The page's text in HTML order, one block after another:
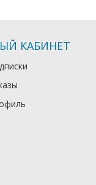
КАБИНЕТ